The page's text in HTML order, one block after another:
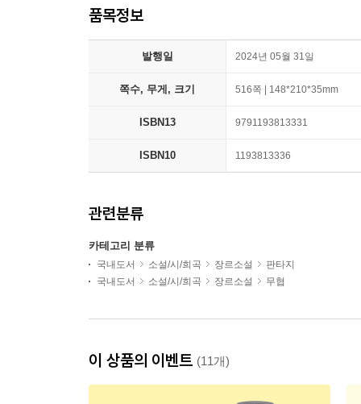
품목정보
발행일 2024년 05월 31일
쪽수, 무게, 크기 516쪽 | 148*210*35mm
ISBN13 9791193813331
ISBN10 1193813336
관련분류
카테고리 분류
국내도서 소설/시/희곡 장르소설
판타지
국내도서
소설/시/희곡 장르소설 무협
이 상품의 이벤트 (11개)